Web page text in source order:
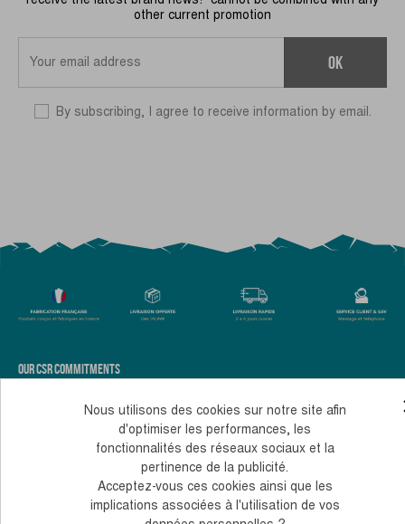
other current promotion
OK
By subscribing, I agree to receive information by email.
OUR CSR COMMITMENTS
TERMS AND CONDITIONS OF SALE
COOKIES AND PERSONAL DATA
Monday to Thursday, from 10 to 12 am and 2 to 4 pm
+33 (0)4 38 02 02 32
Contact us
© 2026, Guidetti - All rights reserved - Made byAndromaque
Nous utilisons des cookies sur notre site afin
d'optimiser les performances, les
fonctionnalités des réseaux sociaux et la
pertinence de la publicité.
Acceptez-vous ces cookies ainsi que les
implications associées à l'utilisation de vos